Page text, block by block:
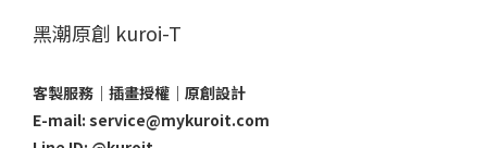
黑潮原創 kuroi-T
客製服務｜插畫授權｜原創設計
E-mail: service@mykuroit.com